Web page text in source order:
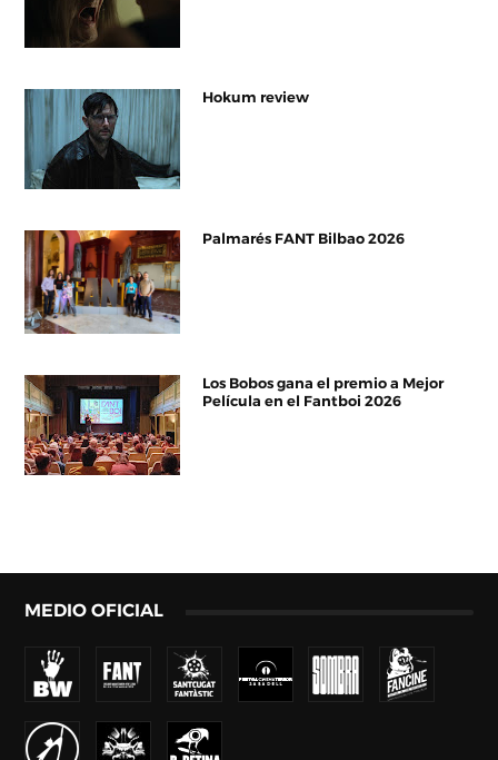
Hokum review
Palmarés FANT Bilbao 2026
Los Bobos gana el premio a Mejor
Película en el Fantboi 2026
MEDIO OFICIAL